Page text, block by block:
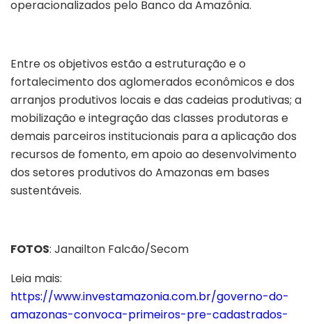
operacionalizados pelo Banco da Amazônia.
Entre os objetivos estão a estruturação e o
fortalecimento dos aglomerados econômicos e dos
arranjos produtivos locais e das cadeias produtivas; a
mobilização e integração das classes produtoras e
demais parceiros institucionais para a aplicação dos
recursos de fomento, em apoio ao desenvolvimento
dos setores produtivos do Amazonas em bases
sustentáveis.
FOTOS: Janailton Falcão/Secom
Leia mais:
https://www.investamazonia.com.br/governo-do-
amazonas-convoca-primeiros-pre-cadastrados-